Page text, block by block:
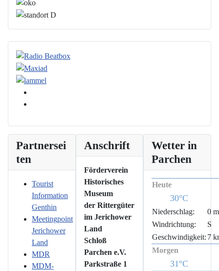
Partnersei
ten
Tourist
Information
Genthin
Meetingpoint
Jerichower
Land
MDR
MDM-
Anschrift
Förderverein
Historisches
Museum
der Rittergüter
im Jerichower
Land
Schloß
Parchen e.V.
Parkstraße 1
Wetter in
Parchen
Heute
30°C
Niederschlag:
0
Windrichtung:
S
Geschwindigkeit: 7
Morgen
31°C